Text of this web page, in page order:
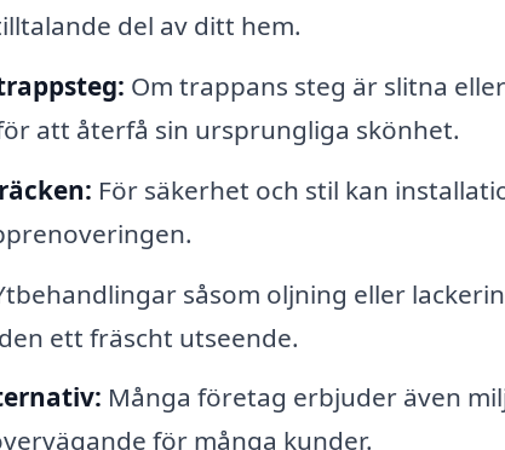
del av ditt hem.
Om trappans steg är slitna
att återfå sin ursprungliga skönhet.
För säkerhet och stil kan
såsom oljning eller
ett fräscht utseende.
Många företag erbjuder även
för många kunder.